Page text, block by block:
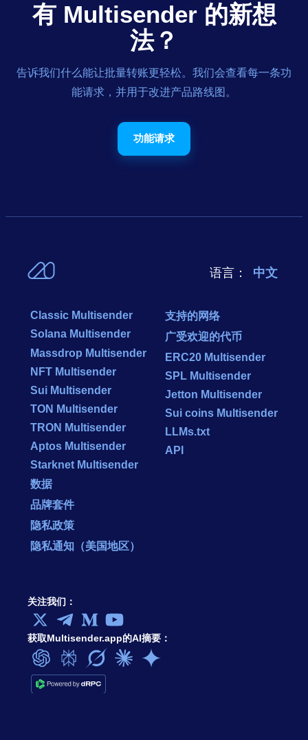
有 Multisender 的新想
法？
告诉我们什么能让批量转账更轻松。我们会查看每一条功
能请求，并用于改进产品路线图。
功能请求
语言： 中文
关注我们：
获取Multisender.app的AI摘要：
Classic Multisender
Solana Multisender
Massdrop Multisender
NFT Multisender
Sui Multisender
TON Multisender
TRON Multisender
Aptos Multisender
Starknet Multisender
数据
品牌套件
支持的网络
广受欢迎的代币
ERC20 Multisender
SPL Multisender
Jetton Multisender
Sui coins Multisender
LLMs.txt
API
隐私政策
隐私通知（美国地区）